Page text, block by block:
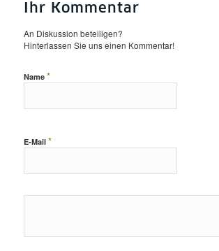
Ihr Kommentar
An Diskussion beteiligen?
Hinterlassen Sie uns einen Kommentar!
Name *
E-Mail *